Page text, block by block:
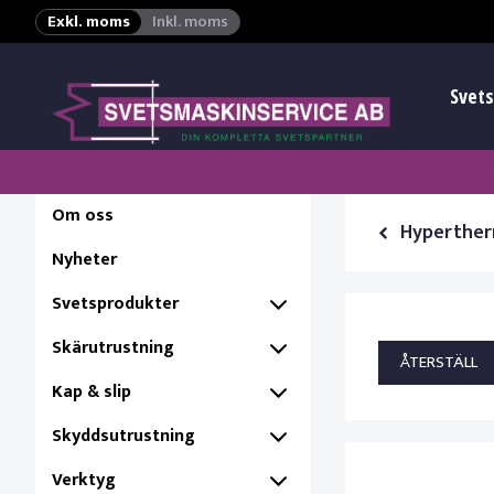
Exkl. moms Inkl. moms
Om oss
Nyheter
Svetsprodukter
Skärutrustning
Kap & slip
Skyddsutrustning
Verktyg